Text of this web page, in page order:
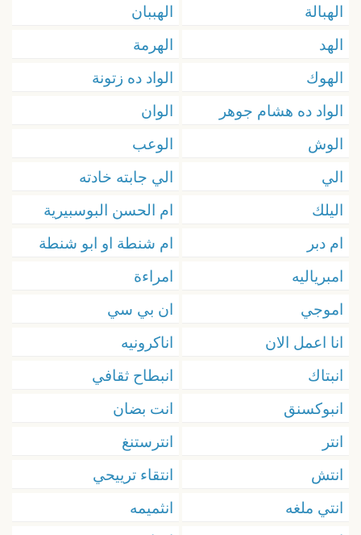
الهبالة
الهببان
الهد
الهرمة
الهوك
الواد ده زتونة
الواد ده هشام جوهر
الوان
الوش
الوعب
الي
الي جابته خادته
اليلك
ام الحسن البوسبيرية
ام دبر
ام شنطة او ابو شنطة
امبرياليه
امراءة
اموجي
ان بي سي
انا اعمل الان
اناكرونيه
انبتاك
انبطاح ثقافي
انبوكسنق
انت بضان
انتر
انترستنغ
انتش
انتقاء ترييحي
انتي ملغه
انثميمه